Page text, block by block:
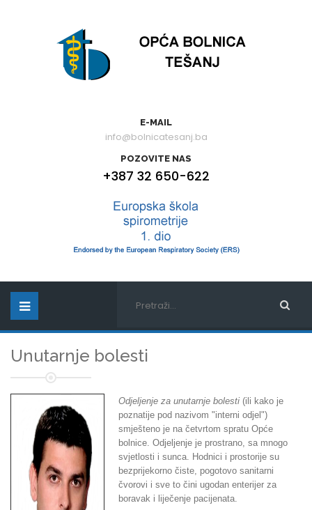
E-MAIL
info@bolnicatesanj.ba
POZOVITE NAS
+387 32 650-622
Unutarnje bolesti
Odjeljenje za unutarnje bolesti (ili kako je
poznatije pod nazivom "interni odjel")
smješteno je na četvrtom spratu Opće
bolnice. Odjeljenje je prostrano, sa mnogo
svjetlosti i sunca. Hodnici i prostorije su
bezprijekorno čiste, pogotovo sanitarni
čvorovi i sve to čini ugodan enterijer za
boravak i liječenje pacijenata.